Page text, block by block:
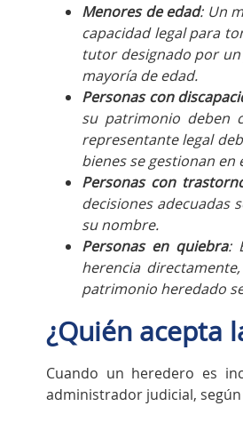
Menores de edad: Un
capacidad legal para
tutor designado por
mayoría de edad.
Personas con
su patrimonio deben
representante legal
bienes se gestionan
Personas con
decisiones adecuadas
su nombre.
Personas en quiebra:
herencia
patrimonio heredado
¿Quién acepta
Cuando un heredero es
administrador judicial,